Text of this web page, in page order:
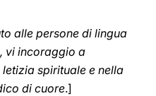
alle persone di lingua
vi incoraggio a
spirituale e nella
di cuore.]